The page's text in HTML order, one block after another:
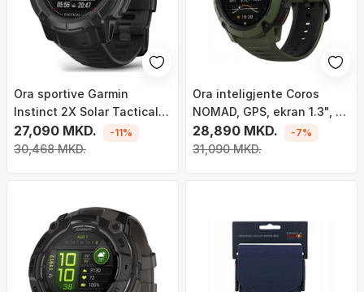
Ora sportive Garmin
Instinct 2X Solar Tactical
Edition, GPS, karikim solar,
e zezë
27,090 MKD.
30,468 MKD.
-11%
Ora inteligjente Coros
NOMAD, GPS, ekran 1.3", e
zezë
28,890 MKD.
31,090 MKD.
-7%